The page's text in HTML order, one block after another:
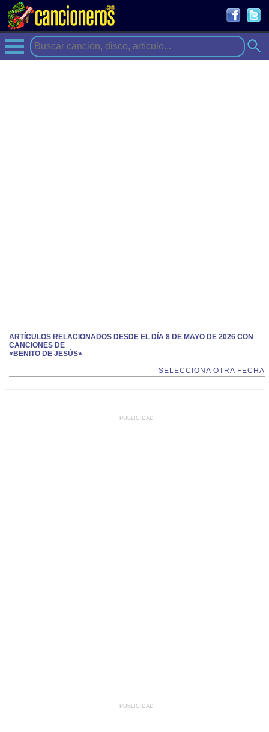
ARTÍCULOS RELACIONADOS DESDE EL DÍA 8 DE MAYO DE 2026 CON
CANCIONES DE
«BENITO DE JESÚS»
SELECCIONA OTRA FECHA
PUBLICIDAD
PUBLICIDAD